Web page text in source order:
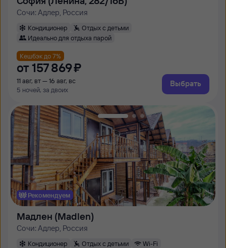
Сочи: Адлер, Россия
Кондиционер
Отдых с детьми
Идеально для отдыха парой
Кешбэк до 7%
от 157 ⁠869 ⁠₽
11 авг, вт — 16 авг, вс
5 ночей, за двоих
Выбрать
Рекомендуем
Мадлен (Madlen)
Сочи: Адлер, Россия
Кондиционер Отдых с детьми
Wi-Fi